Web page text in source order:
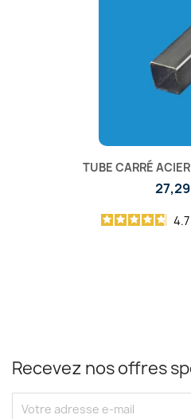
TUBE CARRÉ
4.7
Recevez nos offres